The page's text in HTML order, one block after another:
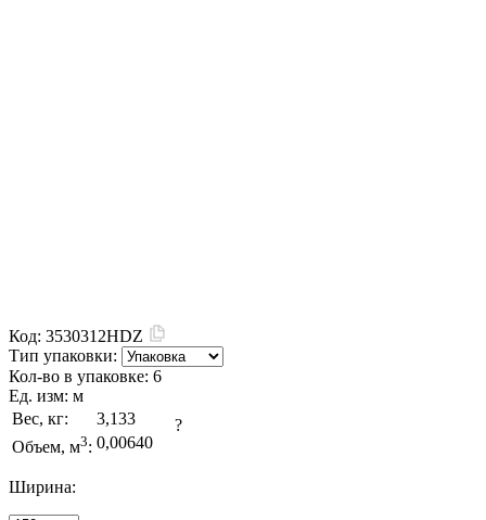
Код: 3530312HDZ
Тип упаковки:
Кол-во в упаковке: 6
Ед. изм: м
Вес, кг:
3,133
Объем, м3: 0,00640
?
Ширина: